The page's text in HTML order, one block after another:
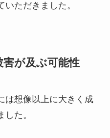
ただきました。
が及ぶ可能性
は想像以上に大きく成
た。